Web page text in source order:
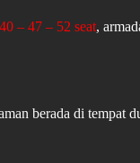
– 47 – 52 seat,
berada di tempat